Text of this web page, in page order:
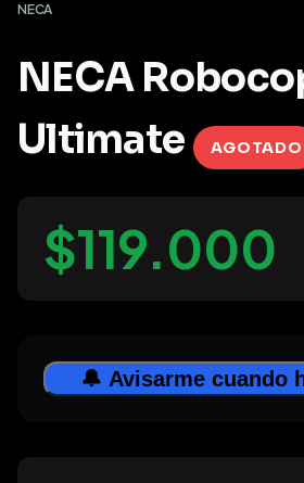
NECA
NECA
Ultimate
AGOTADO
$119.000
🔔 Avisarme cuando